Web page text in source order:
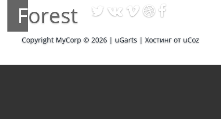
Forest
Copyright MyCorp © 2026 | uGarts | Хостинг от uCoz